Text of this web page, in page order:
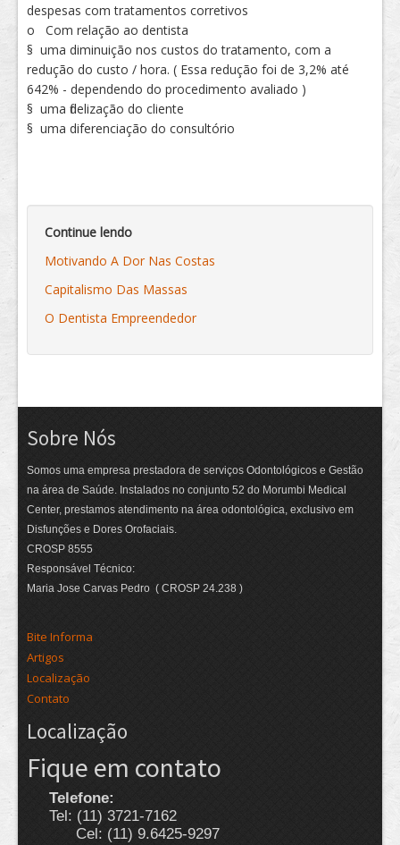
despesas com tratamentos corretivos
o Com relação ao dentista
§ uma diminuição nos custos do tratamento, com a
redução do custo / hora. ( Essa redução foi de 3,2% até
642% - dependendo do procedimento avaliado )
§ uma fidelização do cliente
§ uma diferenciação do consultório
Continue lendo
Motivando A Dor Nas Costas
Capitalismo Das Massas
O Dentista Empreendedor
Sobre Nós
Somos uma empresa prestadora de serviços Odontológicos e Gestão
na área de Saúde. Instalados no conjunto 52 do Morumbi Medical
Center, prestamos atendimento na área odontológica, exclusivo em
Disfunções e Dores Orofaciais.
CROSP 8555
Responsável Técnico:
Maria Jose Carvas Pedro ( CROSP 24.238 )
Bite Informa
Artigos
Localização
Contato
Localização
Fique em contato
Telefone:
Tel: (11) 3721-7162
Cel: (11) 9.6425-9297